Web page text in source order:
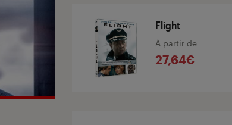
Flight
À partir de
27,64€